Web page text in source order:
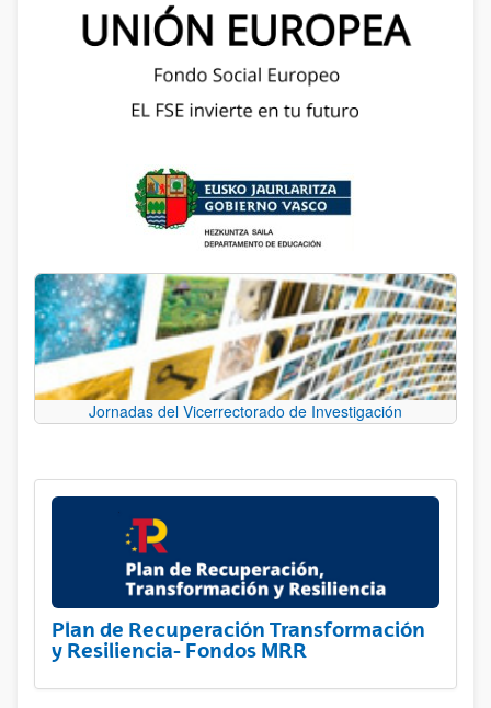
Jornadas del Vicerrectorado de Investigación
Plan de Recuperación Transformación
y Resiliencia- Fondos MRR